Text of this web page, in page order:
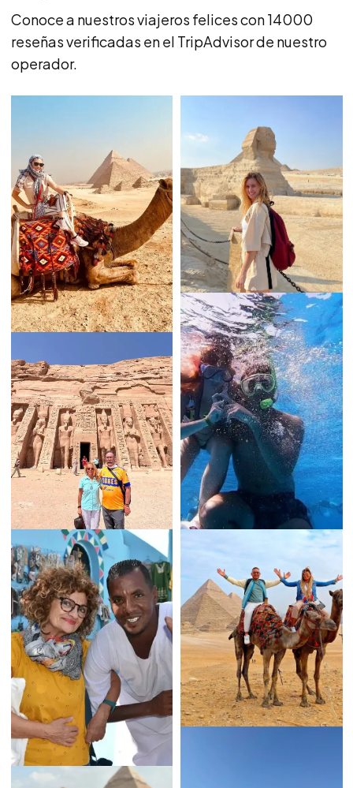
Conoce a nuestros viajeros felices con 14000
reseñas verificadas en el TripAdvisor de nuestro
operador.